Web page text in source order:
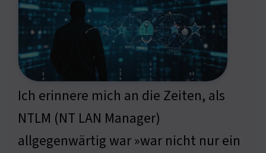
Ich erinnere mich an die Zeiten, als
NTLM (NT LAN Manager)
allgegenwärtig war »war nicht nur ein